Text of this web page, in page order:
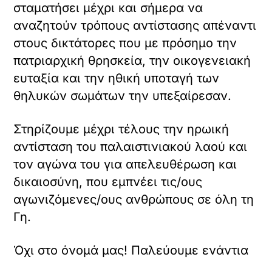
σταματήσει μέχρι και σήμερα να
αναζητούν τρόπους αντίστασης απέναντι
στους δικτάτορες που με πρόσημο την
πατριαρχική θρησκεία, την οικογενειακή
ευταξία και την ηθική υποταγή των
θηλυκών σωμάτων την υπεξαίρεσαν.
Στηρίζουμε μέχρι τέλους την ηρωική
αντίσταση του παλαιστινιακού λαού και
τον αγώνα του για απελευθέρωση και
δικαιοσύνη, που εμπνέει τις/ους
αγωνιζόμενες/ους ανθρώπους σε όλη τη
Γη.
Όχι στο όνομά μας! Παλεύουμε ενάντια